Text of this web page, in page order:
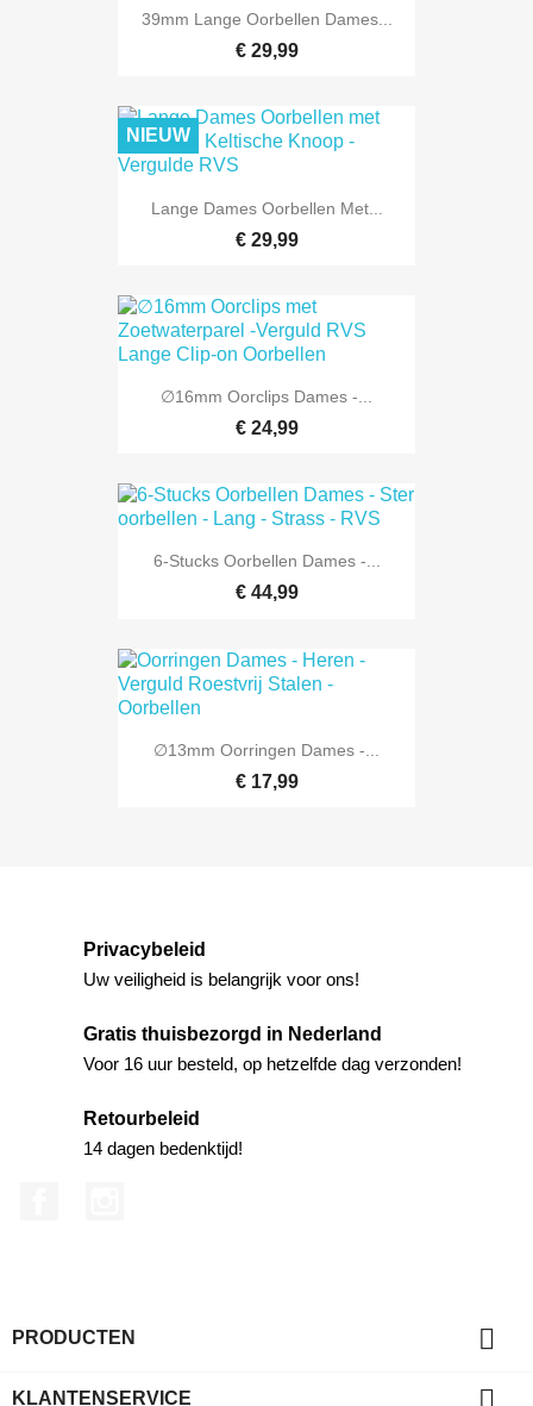
39mm Lange Oorbellen Dames...
€ 29,99
Lange Dames Oorbellen Met...
€ 29,99
NIEUW
∅16mm Oorclips Dames -...
€ 24,99
6-Stucks Oorbellen Dames -...
€ 44,99
∅13mm Oorringen Dames -...
€ 17,99
Privacybeleid
Uw veiligheid is belangrijk voor ons!
Gratis thuisbezorgd in Nederland
Voor 16 uur besteld, op hetzelfde dag verzonden!
Retourbeleid
14 dagen bedenktijd!
PRODUCTEN 
KLANTENSERVICE 